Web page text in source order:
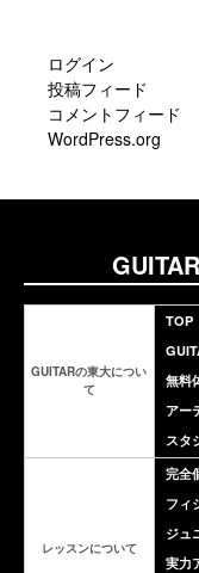
ログイン
投稿フィード
コメントフィード
WordPress.org
GUITARの東大につい
て
TOP
無料
アー
スタ
レッスンについて
完全
フィ
ジュ
実力